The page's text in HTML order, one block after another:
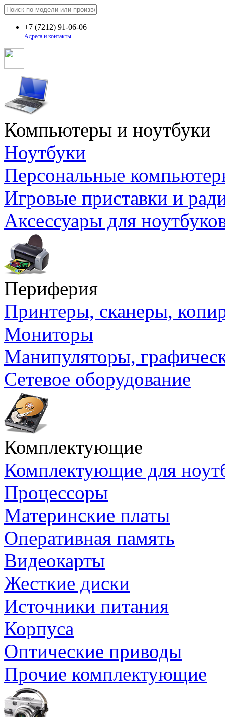
+7 (7212) 91-06-06
Адреса и контакты
Компьютеры и ноутбуки
Ноутбуки
Персональные
Игровые приставки и
Аксессуары для
Периферия
Принтеры, сканеры,
Мониторы
Манипуляторы,
Сетевое оборудование
Комплектующие
Комплектующие для
Процессоры
Материнские платы
Оперативная память
Видеокарты
Жесткие диски
Источники питания
Корпуса
Оптические приводы
Прочие комплектующие